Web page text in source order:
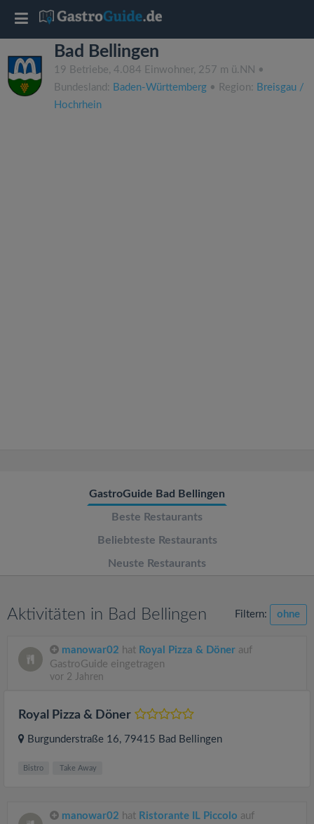
Bad Bellingen
19 Betriebe, 4.084 Einwohner, 257 m ü.NN •
Bundesland: Baden-Württemberg • Region: Breisgau /
Hochrhein
GastroGuide Bad Bellingen
Beste Restaurants
Beliebteste Restaurants
Neuste Restaurants
Aktivitäten in Bad Bellingen Filtern: ohne
manowar02 hat Royal Pizza & Döner auf
GastroGuide eingetragen
vor 2 Jahren
Royal Pizza & Döner
Burgunderstraße 16, 79415 Bad Bellingen
Bistro Take Away
manowar02 hat Ristorante IL Piccolo auf
T
o
g
n